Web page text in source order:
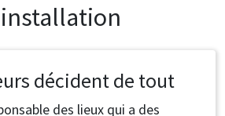
décident de tout
des lieux qui a des